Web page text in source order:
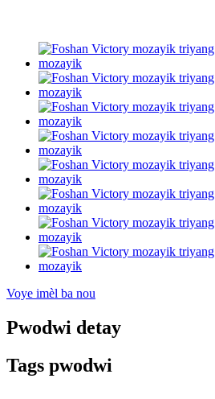
Voye imèl ba nou
Pwodwi detay
Tags pwodwi